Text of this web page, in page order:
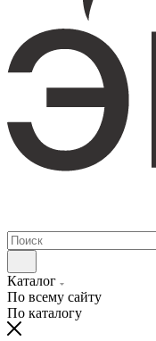
Каталог
По всему сайту
По каталогу